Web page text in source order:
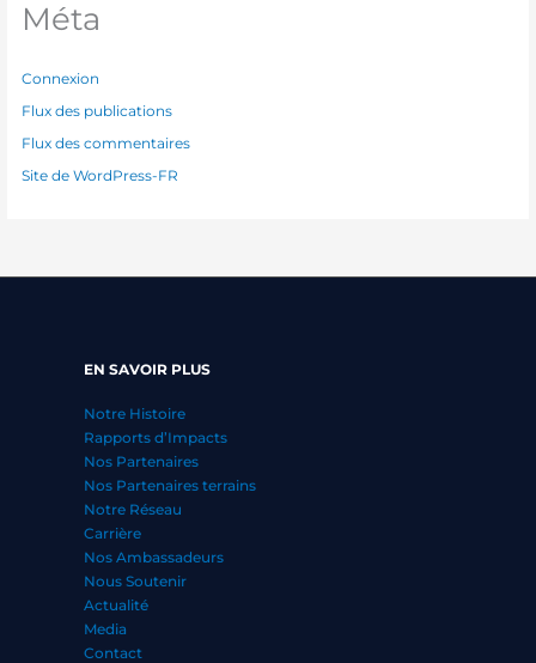
Méta
Connexion
Flux des publications
Flux des commentaires
Site de WordPress-FR
EN SAVOIR PLUS
Notre Histoire
Rapports d’Impacts
Nos Partenaires
Nos Partenaires terrains
Notre Réseau
Carrière
Nos Ambassadeurs
Nous Soutenir
Actualité
Media
Contact